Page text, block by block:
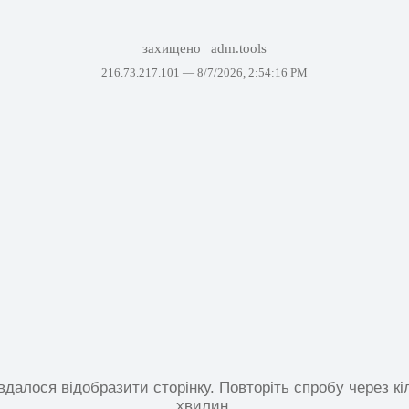
захищено adm.tools
216.73.217.101 — 8/7/2026, 2:54:16 PM
відобразити сторінку. Повторіть спробу через